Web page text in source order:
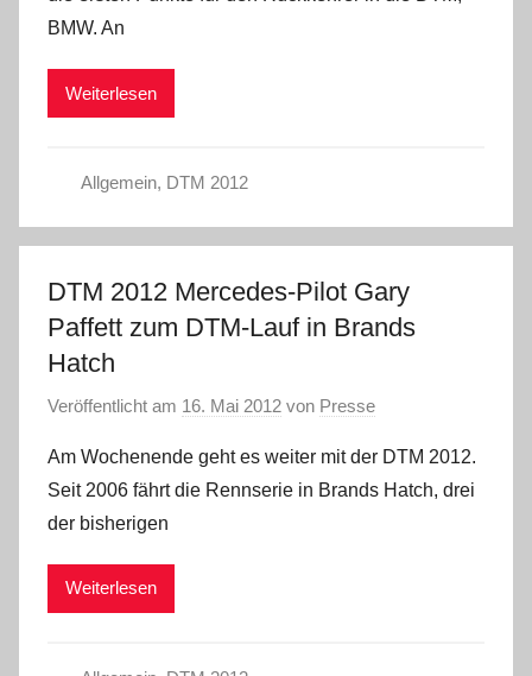
BMW. An
Weiterlesen
Allgemein, DTM 2012
DTM 2012 Mercedes-Pilot Gary
Paffett zum DTM-Lauf in Brands
Hatch
Veröffentlicht am 16. Mai 2012 von Presse
Am Wochenende geht es weiter mit der DTM 2012.
Seit 2006 fährt die Rennserie in Brands Hatch, drei
der bisherigen
Weiterlesen